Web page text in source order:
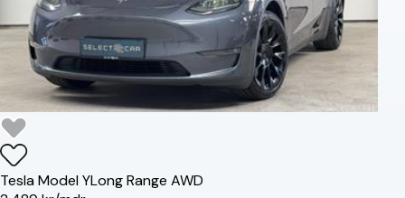
TeslaModel YLong Range AWD